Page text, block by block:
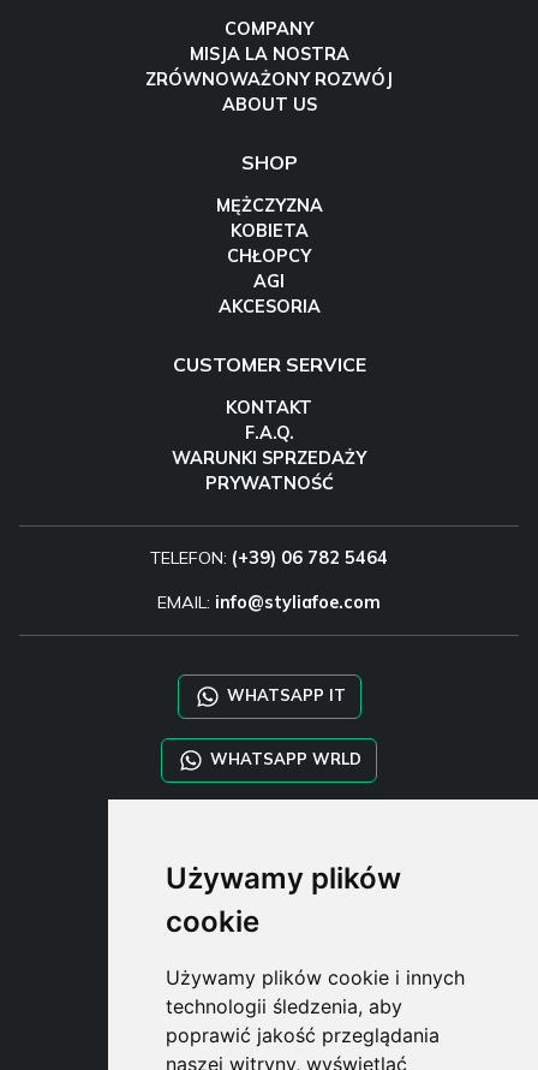
Używamy plików
cookie
Używamy plików cookie i innych
technologii śledzenia, aby
poprawić jakość przeglądania
naszej witryny, wyświetlać
COMPANY
MISJA LA NOSTRA
ZRÓWNOWAŻONY ROZWÓJ
ABOUT US
SHOP
MĘŻCZYZNA
KOBIETA
CHŁOPCY
AGI
AKCESORIA
CUSTOMER SERVICE
KONTAKT
F.A.Q.
WARUNKI SPRZEDAŻY
PRYWATNOŚĆ
TELEFON: (+39) 06 782 5464
EMAIL: info@styliafoe.com
WHATSAPP IT
WHATSAPP WRLD
SHOP B2B
TAYLOR MADE ORDERS
DROPSHIPPING
USER
SUBSCRIBE
ZALOGUJ